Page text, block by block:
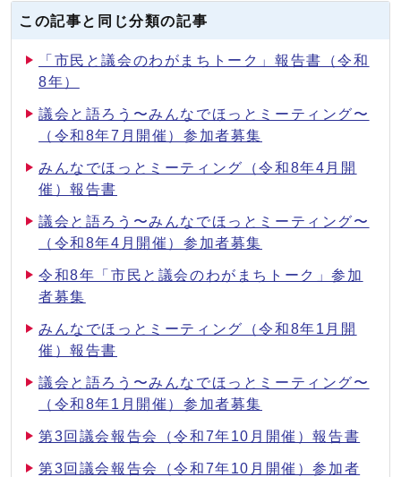
この記事と同じ分類の記事
「市民と議会のわがまちトーク」報告書（令和
8年）
議会と語ろう〜みんなでほっとミーティング〜
（令和8年7月開催）参加者募集
みんなでほっとミーティング（令和8年4月開
催）報告書
議会と語ろう〜みんなでほっとミーティング〜
（令和8年4月開催）参加者募集
令和8年「市民と議会のわがまちトーク」参加
者募集
みんなでほっとミーティング（令和8年1月開
催）報告書
議会と語ろう〜みんなでほっとミーティング〜
（令和8年1月開催）参加者募集
第3回議会報告会（令和7年10月開催）報告書
第3回議会報告会（令和7年10月開催）参加者